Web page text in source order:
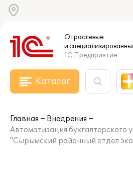
Отраслевые
и
1С:Предприятие
Каталог
Главная
Внедрения
Автоматизация бухгалтерского
"Сырымский районный отдел